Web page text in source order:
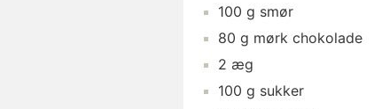
100 g smør
80 g mørk chokolade
2 æg
100 g sukker